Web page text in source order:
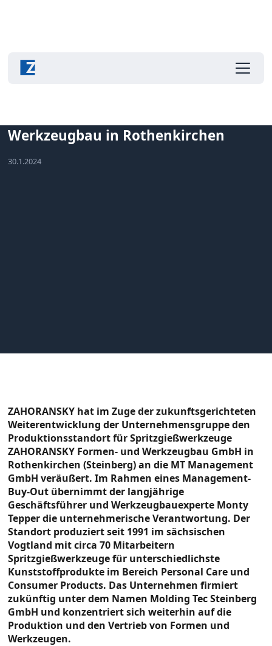
Werkzeugbau in Rothenkirchen
30.1.2024
ZAHORANSKY hat im Zuge der zukunftsgerichteten
Weiterentwicklung der Unternehmensgruppe den
Produktionsstandort für Spritzgießwerkzeuge
ZAHORANSKY Formen- und Werkzeugbau GmbH in
Rothenkirchen (Steinberg) an die MT Management
GmbH veräußert. Im Rahmen eines Management-
Buy-Out übernimmt der langjährige
Geschäftsführer und Werkzeugbauexperte Monty
Tepper die unternehmerische Verantwortung. Der
Standort produziert seit 1991 im sächsischen
Vogtland mit circa 70 Mitarbeitern
Spritzgießwerkzeuge für unterschiedlichste
Kunststoffprodukte im Bereich Personal Care und
Consumer Products. Das Unternehmen firmiert
zukünftig unter dem Namen Molding Tec Steinberg
GmbH und konzentriert sich weiterhin auf die
Produktion und den Vertrieb von Formen und
Werkzeugen.